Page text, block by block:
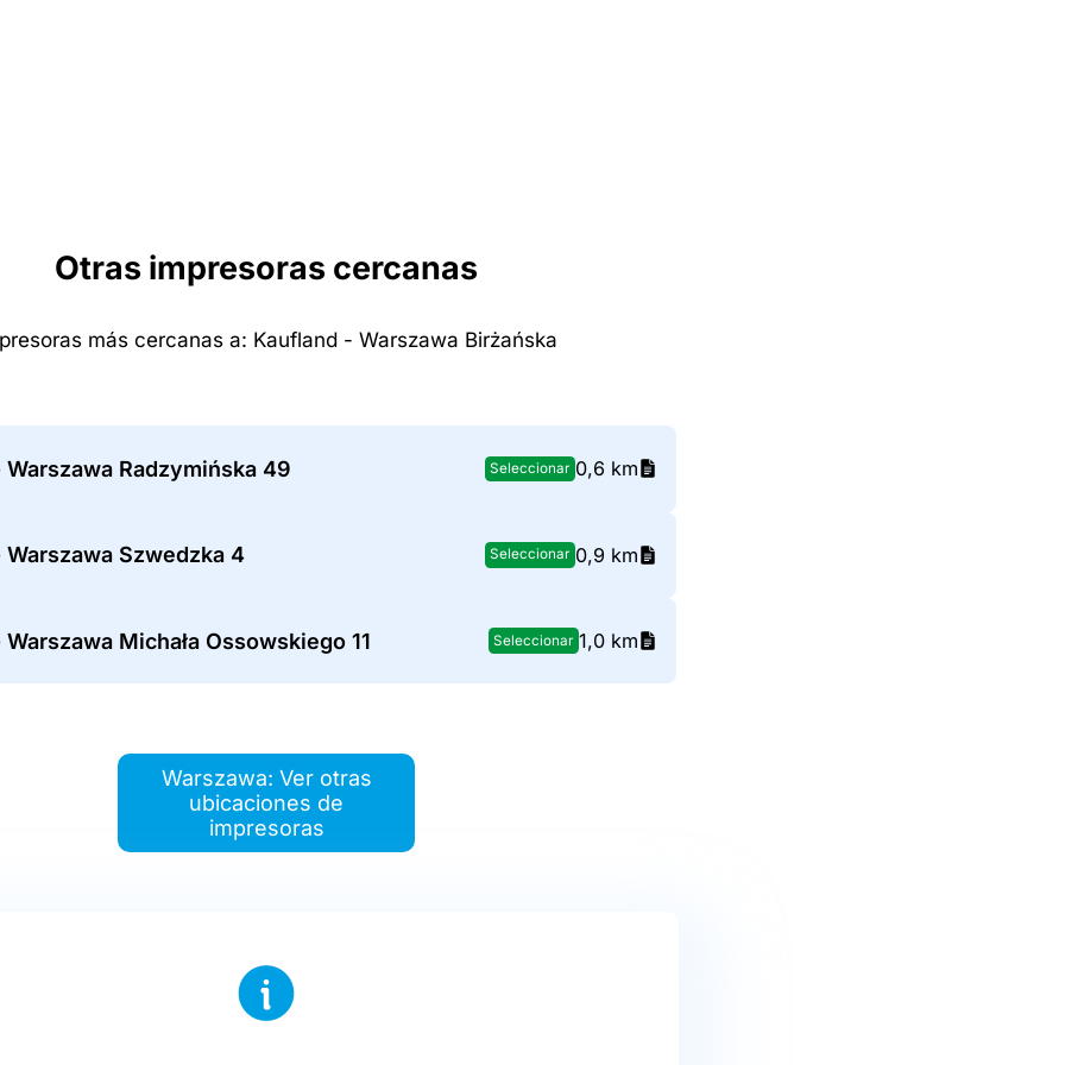
Otras impresoras cercanas
más cercanas a: Kaufland - Warszawa Birżańska
Warszawa Radzymińska 49 Seleccionar 0,6 km
Warszawa Szwedzka 4 Seleccionar 0,9 km
Michała Ossowskiego 11 Seleccionar 1,0 km
Warszawa: Ver otras
ubicaciones de
impresoras